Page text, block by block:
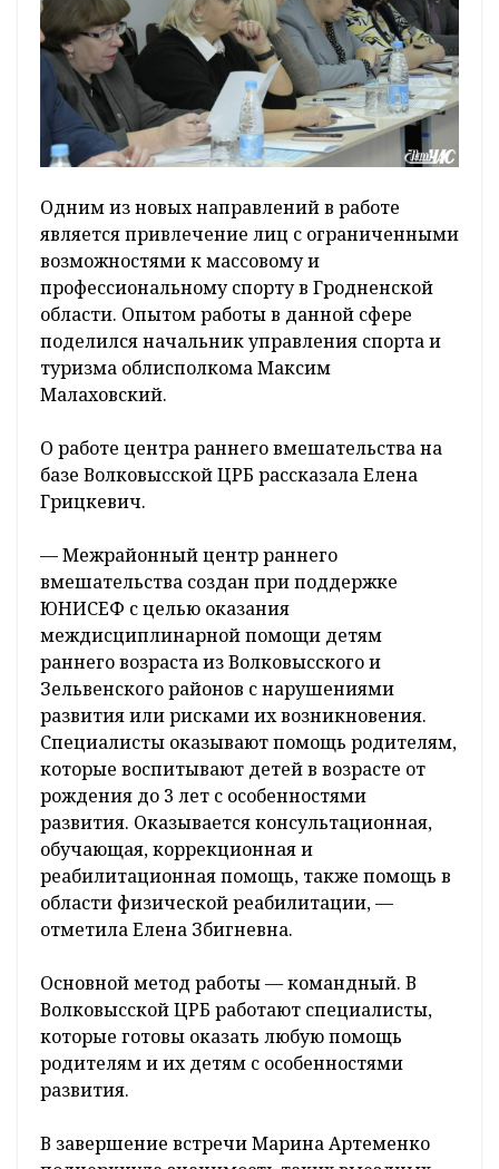
Одним из новых направлений в работе
является привлечение лиц с ограниченными
возможностями к массовому и
профессиональному спорту в Гродненской
области. Опытом работы в данной сфере
поделился начальник управления спорта и
туризма облисполкома Максим
Малаховский.
О работе центра раннего вмешательства на
базе Волковысской ЦРБ рассказала Елена
Грицкевич.
— Межрайонный центр раннего
вмешательства создан при поддержке
ЮНИСЕФ с целью оказания
междисциплинарной помощи детям
раннего возраста из Волковысского и
Зельвенского районов с нарушениями
развития или рисками их возникновения.
Специалисты оказывают помощь родителям,
которые воспитывают детей в возрасте от
рождения до 3 лет с особенностями
развития. Оказывается консультационная,
обучающая, коррекционная и
реабилитационная помощь, также помощь в
области физической реабилитации, —
отметила Елена Збигневна.
Основной метод работы — командный. В
Волковысской ЦРБ работают специалисты,
которые готовы оказать любую помощь
родителям и их детям с особенностями
развития.
В завершение встречи Марина Артеменко